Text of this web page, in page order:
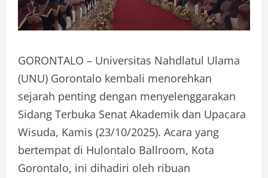
GORONTALO – Universitas Nahdlatul Ulama
(UNU) Gorontalo kembali menorehkan
sejarah penting dengan menyelenggarakan
Sidang Terbuka Senat Akademik dan Upacara
Wisuda, Kamis (23/10/2025). Acara yang
bertempat di Hulontalo Ballroom, Kota
Gorontalo, ini dihadiri oleh ribuan